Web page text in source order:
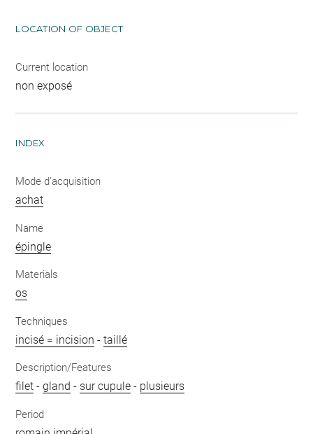
LOCATION OF OBJECT
Current location
non exposé
INDEX
Mode d'acquisition
achat
Name
épingle
Materials
os
Techniques
incisé = incision -taillé
Description/Features
filet -gland - sur cupule - plusieurs
Period